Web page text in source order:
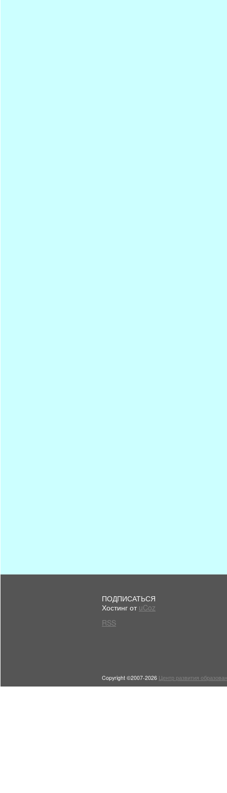
ПОДПИСАТЬСЯ
Хостинг от uCoz
RSS
Copyright ©2007-2026 Центр развития